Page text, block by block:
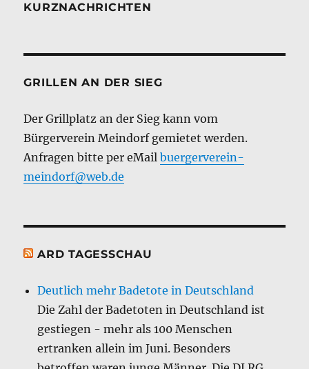
KURZNACHRICHTEN
GRILLEN AN DER SIEG
Der Grillplatz an der Sieg kann vom
Bürgerverein Meindorf gemietet werden.
Anfragen bitte per eMailbuergerverein-
meindorf@web.de
ARD TAGESSCHAU
Deutlich mehr Badetote in Deutschland
Die Zahl der Badetoten in Deutschland ist
gestiegen - mehr als 100 Menschen
ertranken allein im Juni. Besonders